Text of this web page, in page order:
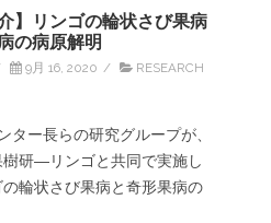
】リンゴの輪状さび果病
の病原解明
9月 16, 2020 /
RESEARCH
ター長らの研究グループが、
樹研―リンゴと共同で実施し
輪状さび果病と奇形果病の